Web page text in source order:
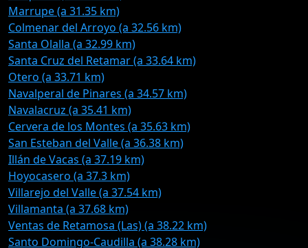
Marrupe (a 31.35 km)
Colmenar del Arroyo (a 32.56 km)
Santa Olalla (a 32.99 km)
Santa Cruz del Retamar (a 33.64 km)
Otero (a 33.71 km)
Navalperal de Pinares (a 34.57 km)
Navalacruz (a 35.41 km)
Cervera de los Montes (a 35.63 km)
San Esteban del Valle (a 36.38 km)
Illán de Vacas (a 37.19 km)
Hoyocasero (a 37.3 km)
Villarejo del Valle (a 37.54 km)
Villamanta (a 37.68 km)
Ventas de Retamosa (Las) (a 38.22 km)
Santo Domingo-Caudilla (a 38.28 km)